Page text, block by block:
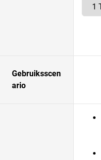
Gebruiksscen
ario